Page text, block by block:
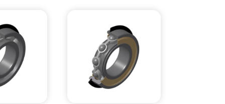
độ hoạt động tối thiểu
độ hoạt động tối đa 120 °C
kính vai tối thiểu IR